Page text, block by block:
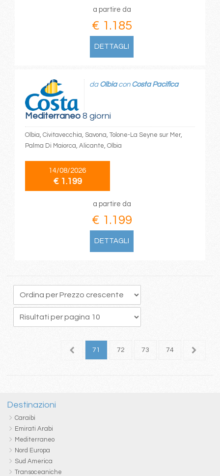
a partire da
€ 1.185
DETTAGLI
Mediterraneo8 giorni
da Olbiacon Costa Pacifica
Olbia, Civitavecchia, Savona, Tolone-La Seyne sur Mer,
Palma Di Maiorca, Alicante, Olbia
14/08/2026
€ 1.199
a partire da
€ 1.199
DETTAGLI
70 71 72 73 74 75
Destinazioni
Caraibi
Emirati Arabi
Mediterraneo
Nord Europa
Sud America
Transoceaniche